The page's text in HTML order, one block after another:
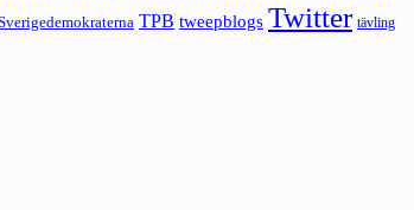
TPB tweepblogs Twitter tävling